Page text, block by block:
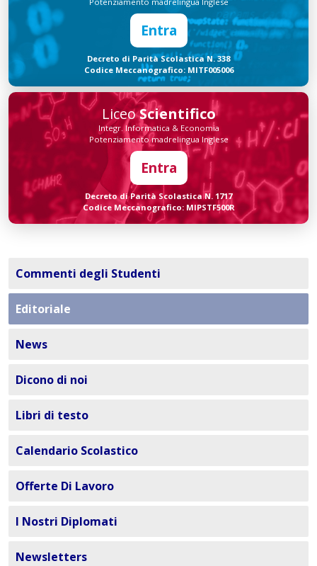
Entra
Decreto di Parità Scolastica N. 338
Codice Meccanografico: MITF005006
LiceoScientifico
Integr. Informatica & Economia
Potenziamento madrelingua Inglese
Entra
Decreto di Parità Scolastica N. 1717
Codice Meccanografico: MIPSTF500R
Commenti degli Studenti
Editoriale
News
Dicono di noi
Libri di testo
Calendario Scolastico
Offerte Di Lavoro
I Nostri Diplomati
Newsletters